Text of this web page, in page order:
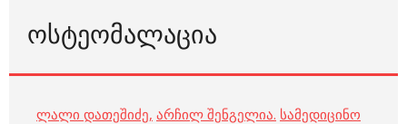
ᲝᲡᲢᲔᲝᲛᲐᲚᲐᲪᲘᲐ
ლალი დათეშიძე, არჩილ შენგელია. სამედიცინო